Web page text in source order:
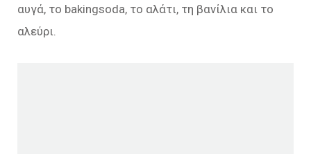
αυγά, το bakingsoda, το αλάτι, τη βανίλια και το
αλεύρι.